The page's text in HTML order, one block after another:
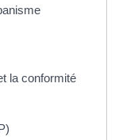
la conformité